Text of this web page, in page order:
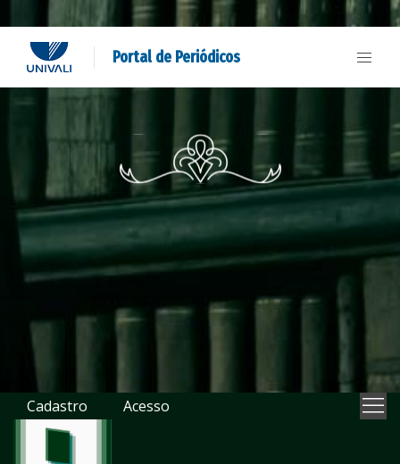
Portal de Periódicos
Cadastro Acesso